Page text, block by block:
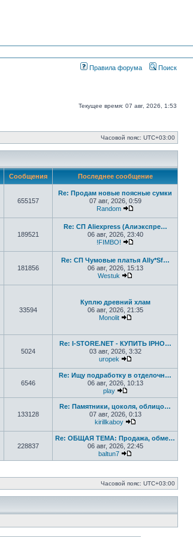
Правила форума Поиск
Текущее время: 07 авг, 2026, 1:53
Часовой пояс: UTC+03:00
Сообщения Последнее сообщение
655157
Re: Продам новые поясные сумки
07 авг, 2026, 0:59
Random
189521
Re: СП Aliexpress (Алиэкспре…
06 авг, 2026, 23:40
!FIMBO!
181856
Re: СП Чумовые платья Ally*Sf…
06 авг, 2026, 15:13
Westuk
33594
Куплю древний хлам
06 авг, 2026, 21:35
Monolit
5024
Re: I-STORE.NET - КУПИТЬ IPHO…
03 авг, 2026, 3:32
uropek
6546
Re: Ищу подработку в отделочн…
06 авг, 2026, 10:13
play
Перейти к
133128
Re: Памятники, цоколя, облицо…
07 авг, 2026, 0:13
kirillkaboy
228837
Re: ОБЩАЯ ТЕМА: Продажа, обме…
06 авг, 2026, 22:45
baltun7
Перейти к
Часовой пояс: UTC+03:00